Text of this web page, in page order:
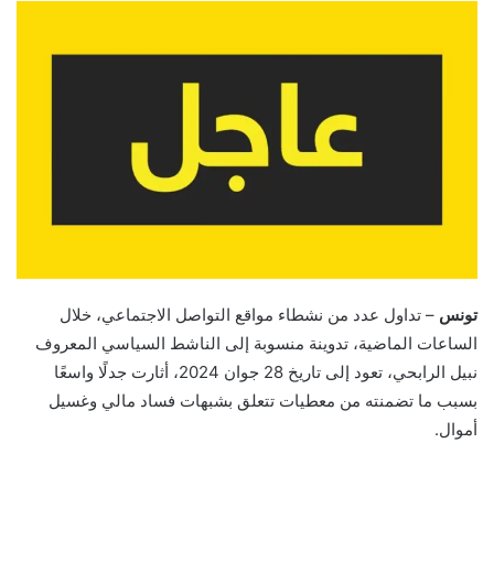
تونس – تداول عدد من نشطاء مواقع التواصل الاجتماعي، خلال
الساعات الماضية، تدوينة منسوبة إلى الناشط السياسي المعروف
نبيل الرابحي، تعود إلى تاريخ 28 جوان 2024، أثارت جدلًا واسعًا
بسبب ما تضمنته من معطيات تتعلق بشبهات فساد مالي وغسيل
أموال.